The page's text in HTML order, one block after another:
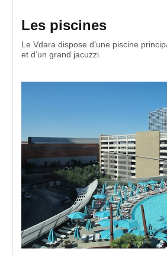
Les piscines
Le Vdara dispose d’une piscine
et d’un grand jacuzzi.